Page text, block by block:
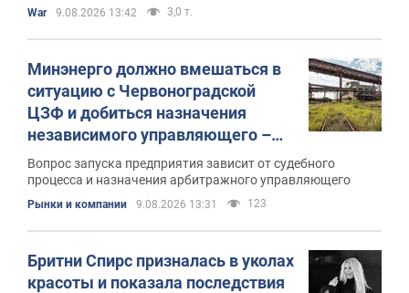
War 9.08.2026 13:42 3,0 т.
Минэнерго должно вмешаться в
ситуацию с Червоноградской
ЦЗФ и добиться назначения
независимого управляющего –
депутат
Вопрос запуска предприятия зависит от судебного
процесса и назначения арбитражного управляющего
Рынки и компании 9.08.2026 13:31 123
Бритни Спирс призналась в уколах
красоты и показала последствия